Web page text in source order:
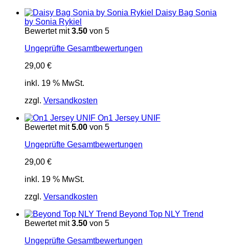
Daisy Bag Sonia
by Sonia Rykiel
Bewertet mit3.50 von 5
Ungeprüfte Gesamtbewertungen
29,00 €
inkl. 19 % MwSt.
zzgl. Versandkosten
On1 Jersey UNIF
Bewertet mit5.00 von 5
Ungeprüfte Gesamtbewertungen
29,00 €
inkl. 19 % MwSt.
zzgl. Versandkosten
Beyond Top NLY Trend
Bewertet mit3.50 von 5
Ungeprüfte Gesamtbewertungen